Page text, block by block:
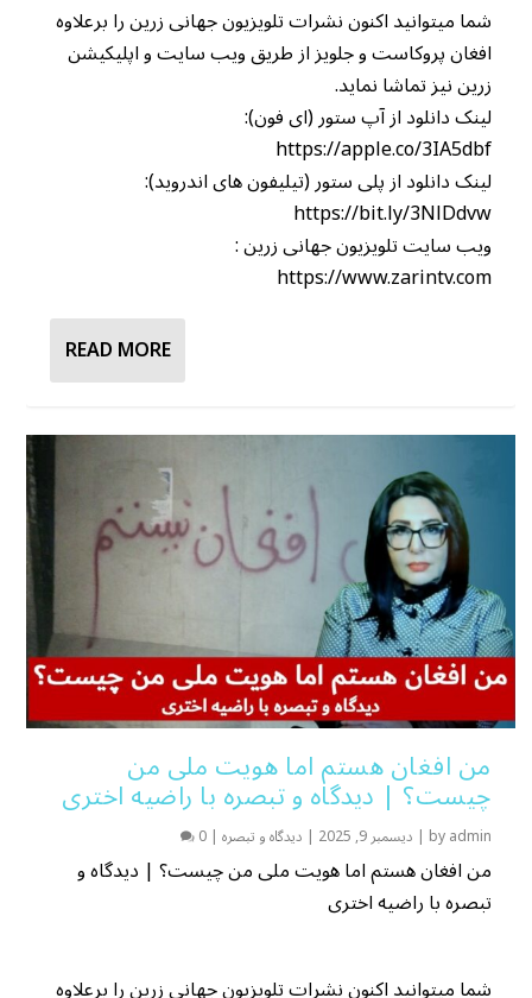
شما میتوانید اکنون نشرات تلویزیون جهانی زرین را برعلاوه
افغان پروکاست و جلویز از طریق ویب سایت و اپلیکیشن
زرین نیز تماشا نماید.
لینک دانلود از آپ ستور (ای فون):
https://apple.co/3IA5dbf
لینک دانلود از پلی ستور (تیلیفون های اندروید):
https://bit.ly/3NlDdvw
ویب سایت تلویزیون جهانی زرین :
https://www.zarintv.com
READ MORE
من افغان هستم اما هویت ملی من
چیست؟ | دیدگاه و تبصره با راضیه اختری
byadmin
| دیسمبر 9, 2025 | دیدگاه و تبصره |
0
من افغان هستم اما هویت ملی من چیست؟ | دیدگاه و
تبصره با راضیه اختری
شما میتوانید اکنون نشرات تلویزیون جهانی زرین را برعلاوه